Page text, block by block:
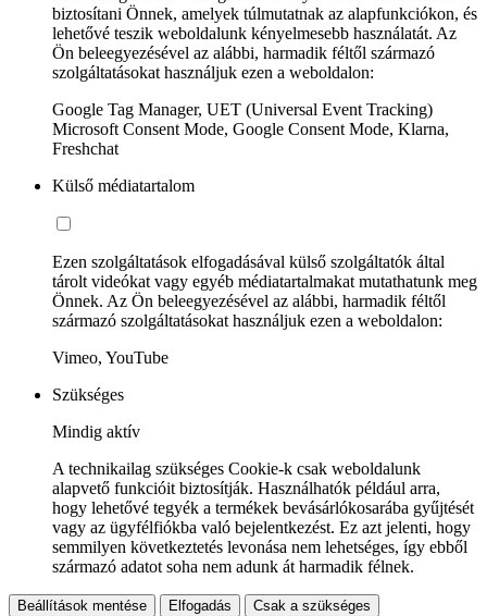
biztosítani Önnek, amelyek túlmutatnak az alapfunkciókon, és
lehetővé teszik weboldalunk kényelmesebb használatát. Az
Ön beleegyezésével az alábbi, harmadik féltől származó
szolgáltatásokat használjuk ezen a weboldalon:
Google Tag Manager, UET (Universal Event Tracking)
Microsoft Consent Mode, Google Consent Mode, Klarna,
Freshchat
Külső médiatartalom
Ezen szolgáltatások elfogadásával külső szolgáltatók által
tárolt videókat vagy egyéb médiatartalmakat mutathatunk meg
Önnek. Az Ön beleegyezésével az alábbi, harmadik féltől
származó szolgáltatásokat használjuk ezen a weboldalon:
Vimeo, YouTube
Szükséges
Mindig aktív
A technikailag szükséges Cookie-k csak weboldalunk
alapvető funkcióit biztosítják. Használhatók például arra,
hogy lehetővé tegyék a termékek bevásárlókosarába gyűjtését
vagy az ügyfélfiókba való bejelentkezést. Ez azt jelenti, hogy
semmilyen következtetés levonása nem lehetséges, így ebből
származó adatot soha nem adunk át harmadik félnek.
Beállítások mentése Elfogadás Csak a szükséges